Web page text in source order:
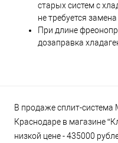
старых систем с
не требуется
При длине
дозаправка
В продаже сплит-система
Краснодаре в магазине
низкой цене - 435000